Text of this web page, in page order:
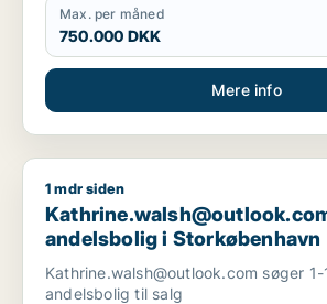
Max. per måned
750.000 DKK
Mere info
Kathrine.walsh@outlook.com søger
1 mdr siden
andelsbolig i Storkøbenhavn
Kathrine.walsh@outlook.com søger
andelsbolig til salg